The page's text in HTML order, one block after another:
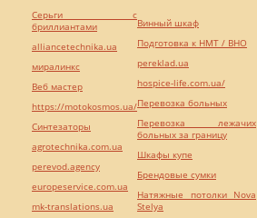
Серьги с
бриллиантами
alliancetechnika.ua
миралинкс
Веб мастер
https://motokosmos.ua/
Синтезаторы
agrotechnika.com.ua
perevod.agency
europeservice.com.ua
mk-translations.ua
Винный шкаф
Подготовка к НМТ / ВНО
pereklad.ua
hospice-life.com.ua/
Перевозка больных
Перевозка лежачих
больных за границу
Шкафы купе
Брендовые сумки
Натяжные потолки Nova
Stelya